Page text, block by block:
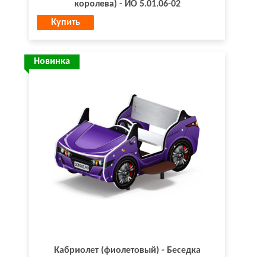
королева) - ИО 5.01.06-02
Купить
Новинка
Кабриолет (фиолетовый) - Беседка